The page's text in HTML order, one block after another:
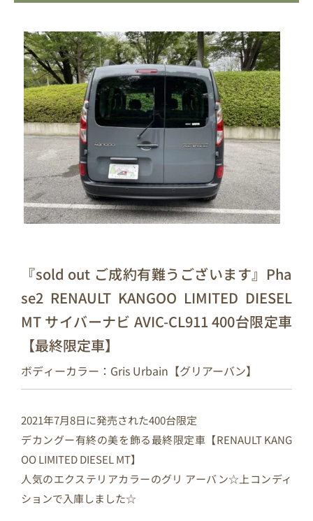
『sold out ご成約有難うございます』Pha
se2 RENAULT KANGOO LIMITED DIESEL
MT サイバーナビ AVIC-CL911 400台限定車
【最終限定車】
ボディーカラー：Gris Urbain【グリアーバン】
2021年7月8日に発売された400台限定
デカングー有終の美を飾る最終限定車【RENAULT KANG
OO LIMITED DIESEL MT】
人気のエクステリアカラーのグリ アーバン☆上コンディ
ションで入庫しました☆